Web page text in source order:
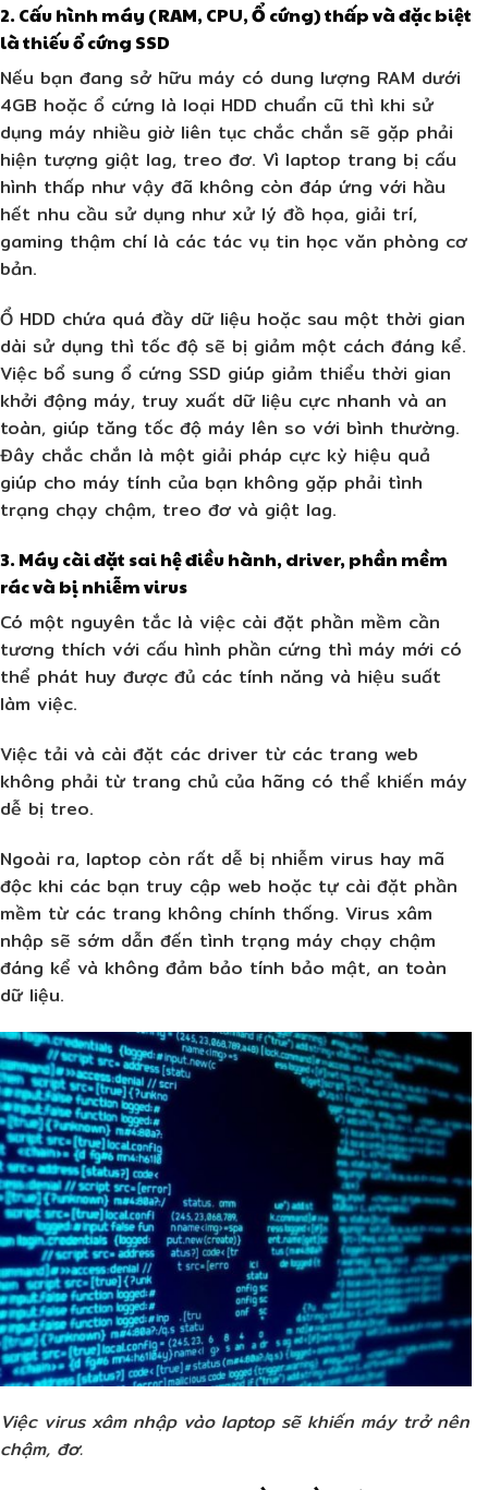
2. Cấu hình máy (RAM, CPU, Ổ cứng) thấp và đặc biệt
là thiếu ổ cứng SSD
Nếu bạn đang sở hữu máy có dung lượng RAM dưới
4GB hoặc ổ cứng là loại HDD chuẩn cũ thì khi sử
dụng máy nhiều giờ liên tục chắc chắn sẽ gặp phải
hiện tượng giật lag, treo đơ. Vì laptop trang bị cấu
hình thấp như vậy đã không còn đáp ứng với hầu
hết nhu cầu sử dụng như xử lý đồ họa, giải trí,
gaming thậm chí là các tác vụ tin học văn phòng cơ
bản.
Ổ HDD chứa quá đầy dữ liệu hoặc sau một thời gian
dài sử dụng thì tốc độ sẽ bị giảm một cách đáng kể.
Việc bổ sung ổ cứng SSD giúp giảm thiểu thời gian
khởi động máy, truy xuất dữ liệu cực nhanh và an
toàn, giúp tăng tốc độ máy lên so với bình thường.
Đây chắc chắn là một giải pháp cực kỳ hiệu quả
giúp cho máy tính của bạn không gặp phải tình
trạng chạy chậm, treo đơ và giật lag.
3. Máy cài đặt sai hệ điều hành, driver, phần mềm
rác và bị nhiễm virus
Có một nguyên tắc là việc cài đặt phần mềm cần
tương thích với cấu hình phần cứng thì máy mới có
thể phát huy được đủ các tính năng và hiệu suất
làm việc.
Việc tải và cài đặt các driver từ các trang web
không phải từ trang chủ của hãng có thể khiến máy
dễ bị treo.
Ngoài ra, laptop còn rất dễ bị nhiễm virus hay mã
độc khi các bạn truy cập web hoặc tự cài đặt phần
mềm từ các trang không chính thống. Virus xâm
nhập sẽ sớm dẫn đến tình trạng máy chạy chậm
đáng kể và không đảm bảo tính bảo mật, an toàn
dữ liệu.
Việc virus xâm nhập vào laptop sẽ khiến máy trở nên
chậm, đơ.